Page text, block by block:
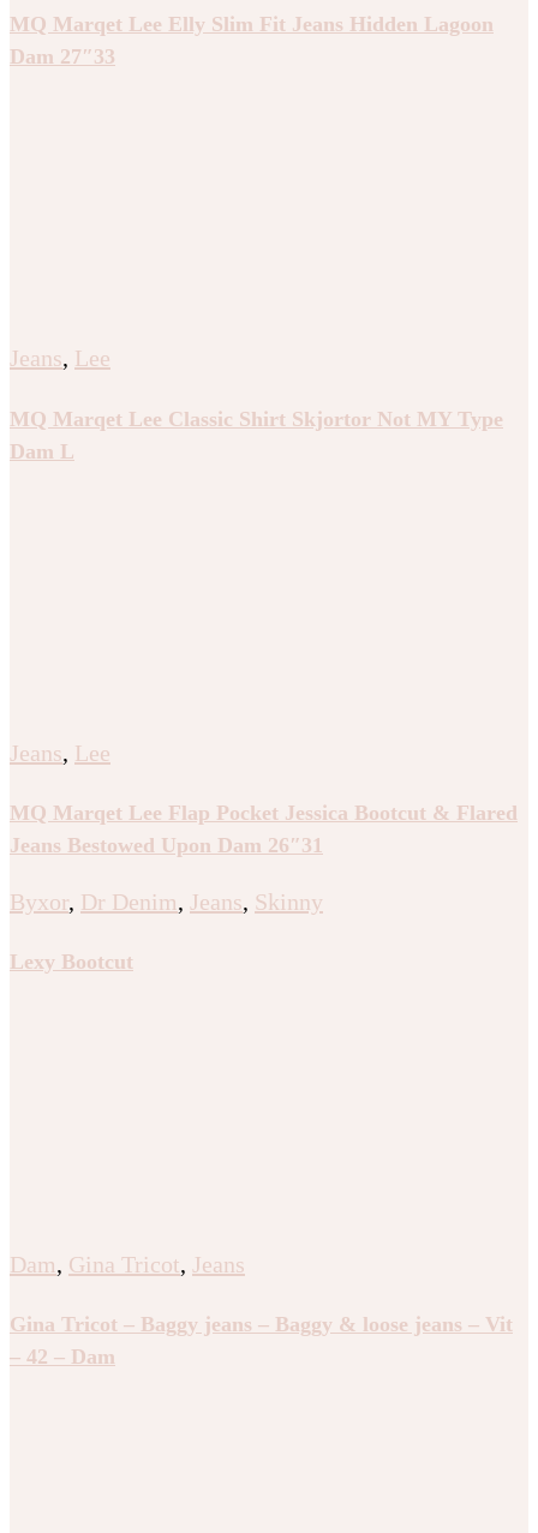
MQ Marqet Lee Elly Slim Fit Jeans Hidden Lagoon
Dam 27″33
Jeans, Lee
MQ Marqet Lee Classic Shirt Skjortor Not MY Type
Dam L
Jeans, Lee
MQ Marqet Lee Flap Pocket Jessica Bootcut & Flared
Jeans Bestowed Upon Dam 26″31
Byxor, Dr Denim, Jeans, Skinny
Lexy Bootcut
Dam, Gina Tricot, Jeans
Gina Tricot – Baggy jeans – Baggy & loose jeans – Vit
– 42 – Dam